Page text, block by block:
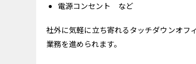
電源コンセント など
社外に気軽に立ち寄れるタッチダウンオフ
業務を進められます。